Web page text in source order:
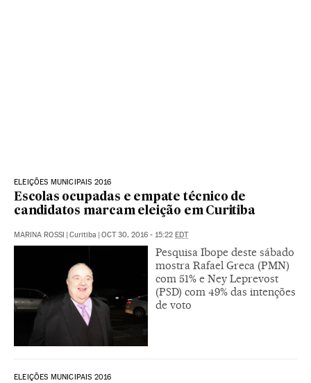
ELEIÇÕES MUNICIPAIS 2016
Escolas ocupadas e empate técnico de
candidatos marcam eleição em Curitiba
MARINA ROSSI | Curitiba | OCT 30, 2016 - 15:22 EDT
Pesquisa Ibope deste sábado
mostra Rafael Greca (PMN)
com 51% e Ney Leprevost
(PSD) com 49% das intenções
de voto
ELEIÇÕES MUNICIPAIS 2016